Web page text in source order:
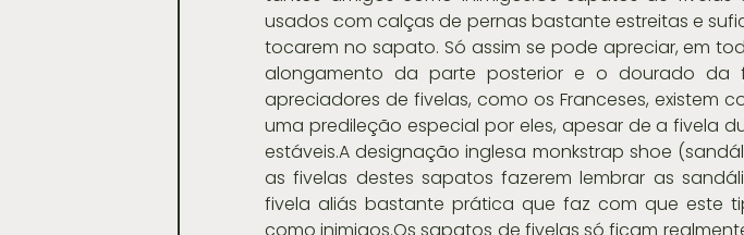
usados com calças de pernas bastante estreitas e
tocarem no sapato. Só assim se pode apreciar, em
alongamento da parte posterior e o dourado da
apreciadores de fivelas, como os Franceses, existem
uma predileção especial por eles, apesar de a fivela
estáveis.A designação inglesa monkstrap shoe
as fivelas destes sapatos fazerem lembrar as
fivela aliás bastante prática que faz com que este
como inimigos.Os sapatos de fivelas só ficam